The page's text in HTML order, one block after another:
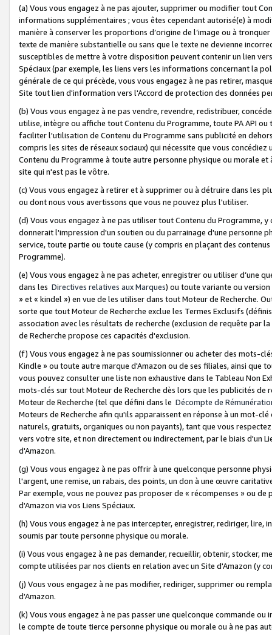
(a) Vous vous engagez à ne pas ajouter, supprimer ou modifier tout
informations supplémentaires ; vous êtes cependant autorisé(e) à
manière à conserver les proportions d’origine de l’image ou à
texte de manière substantielle ou sans que le texte ne devienne
susceptibles de mettre à votre disposition peuvent contenir un lien
Spéciaux (par exemple, les liens vers les informations concernant la
générale de ce qui précède, vous vous engagez à ne pas retirer,
Site tout lien d'information vers l'Accord de protection des données
(b) Vous vous engagez à ne pas vendre, revendre, redistribuer,
utilise, intègre ou affiche tout Contenu du Programme, toute PA API
faciliter l'utilisation de Contenu du Programme sans publicité en
compris les sites de réseaux sociaux) qui nécessite que vous
Contenu du Programme à toute autre personne physique ou morale
site qui n'est pas le vôtre.
(c) Vous vous engagez à retirer et à supprimer ou à détruire dans les
ou dont nous vous avertissons que vous ne pouvez plus l'utiliser.
(d) Vous vous engagez à ne pas utiliser tout Contenu du Programme,
donnerait l'impression d'un soutien ou du parrainage d'une personne
service, toute partie ou toute cause (y compris en plaçant des
Programme).
(e) Vous vous engagez à ne pas acheter, enregistrer ou utiliser d’une
dans les Directives relatives aux Marques) ou toute variante ou
» et « kindel ») en vue de les utiliser dans tout Moteur de Recherche.
sorte que tout Moteur de Recherche exclue les Termes Exclusifs
association avec les résultats de recherche (exclusion de requête
de Recherche propose ces capacités d'exclusion.
(f) Vous vous engagez à ne pas soumissionner ou acheter des mots-
Kindle » ou toute autre marque d'Amazon ou de ses filiales, ainsi que
vous pouvez consulter une liste non exhaustive dans le Tableau Non
mots-clés sur tout Moteur de Recherche dès lors que les publicités de
Moteur de Recherche (tel que défini dans le Décompte de
Moteurs de Recherche afin qu'ils apparaissent en réponse à un mot-
naturels, gratuits, organiques ou non payants), tant que vous
vers votre site, et non directement ou indirectement, par le biais d'un
d'Amazon.
(g) Vous vous engagez à ne pas offrir à une quelconque personne
l'argent, une remise, un rabais, des points, un don à une œuvre
Par exemple, vous ne pouvez pas proposer de « récompenses » ou
d'Amazon via vos Liens Spéciaux.
(h) Vous vous engagez à ne pas intercepter, enregistrer, rediriger,
soumis par toute personne physique ou morale.
(i) Vous vous engagez à ne pas demander, recueillir, obtenir, stocker,
compte utilisées par nos clients en relation avec un Site d'Amazon (y
(j) Vous vous engagez à ne pas modifier, rediriger, supprimer ou
d'Amazon.
(k) Vous vous engagez à ne pas passer une quelconque commande
le compte de toute tierce personne physique ou morale ou à ne pas